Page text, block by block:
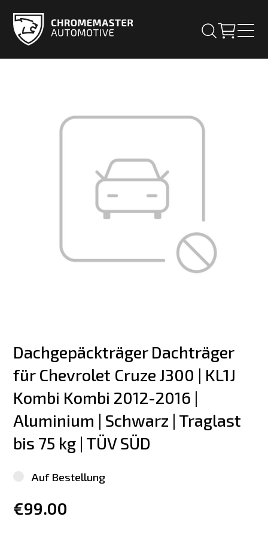
Dachgepäckträger Dachträger
für Chevrolet Cruze J300 | KL1J
Kombi Kombi 2012-2016 |
Aluminium | Schwarz | Traglast
bis 75 kg | TÜV SÜD
Auf Bestellung
€99.00